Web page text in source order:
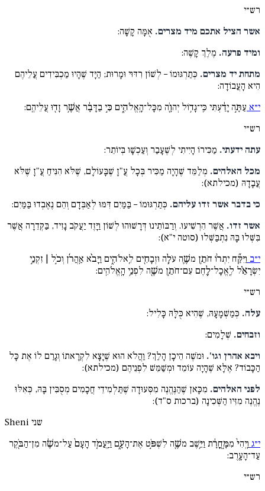
רש״י
אשר הציל אתכם מיד מצרים. אֻמָּה קָשָׁה:
ומיד פרעה. מֶלֶךְ קָשֶׁה:
מתחת יד מצרים. כְּתַרְגּוּמוֹ – לְשׁוֹן רִדּוּי וּמָרוּת; הַיָּד שֶׁהָיוּ מַכְבִּידִים עֲלֵיהֶם
הִיא הָעֲבוֹדָה:
י״א עַתָּ֣ה יָדַ֔עְתִּי כִּֽי־גָד֥וֹל יְהוָֹ֖ה מִכָּל־הָֽאֱלֹהִ֑ים כִּ֣י בַדָּבָ֔ר אֲשֶׁ֥ר זָד֖וּ עֲלֵיהֶֽם:
רש״י
עתה ידעתי. מַכִּירוֹ הָיִיתִי לְשֶׁעָבַר וְעַכְשָׁו בְּיוֹתֵר:
מכל האלהים. מְלַמֵּד שֶׁהָיָה מַכִּיר בְּכָל עֲ"זָ שֶׁבָּעוֹלָם, שֶׁלֹּא הִנִּיחַ עֲ"זָ שֶׁלֹּא
עֲבָדָהּ (מכילתא):
כי בדבר אשר זדו עליהם. כְּתַרְגּוּמוֹ – בַּמַּיִם דִּמּוּ לְאַבְּדָם וְהֵם נֶאֶבְדוּ בַּמַּיִם:
אשר זדו. אֲשֶׁר הִרְשִׁיעוּ. וְרַבּוֹתֵינוּ דְּרָשׁוּהוּ לְשׁוֹן וַיָּזֶד יַעֲקֹב נָזִיד, בַּקְּדֵרָה אֲשֶׁר
בִּשְּׁלוּ בָּהּ נִתְבַּשְּׁלוּ (סוטה י"א):
י״ב וַיִּקַּ֞ח יִתְר֨וֹ חֹתֵ֥ן משֶׁ֛ה עֹלָ֥ה וּזְבָחִ֖ים לֵֽאלֹהִ֑ים וַיָּבֹ֨א אַֽהֲרֹ֜ן וְכֹ֣ל | זִקְנֵ֣י
יִשְׂרָאֵ֗ל לֶֽאֱכָל־לֶ֛חֶם עִם־חֹתֵ֥ן משֶׁ֖ה לִפְנֵ֥י הָֽאֱלֹהִֽים:
רש״י
עלה. כְּמַשְׁמָעָהּ, שֶׁהִיא כֻּלָּהּ כָּלִיל:
וזבחים. שְׁלָמִים:
ויבא אהרן וגו'. וּמֹשֶׁה הֵיכָן הָלַךְ? וַהֲלֹא הוּא שֶׁיָּצָא לִקְרָאתוֹ וְגָרַם לוֹ אֶת כָּל
הַכָּבוֹד? אֶלָּא שֶׁהָיָה עוֹמֵד וּמְשַׁמֵּשׁ לִפְנֵיהֶם (מכילתא):
לפני האלהים. מִכָּאן שֶׁהַנֶּהֱנֶה מִסְּעוּדָה שֶׁתַּלְמִידֵי חֲכָמִים מְסֻבִּין בָּהּ, כְּאִלּוּ
נֶהֱנֶה מִזִּיו הַשְּׁכִינָה (ברכות ס"ד):
Sheni שני
י״ג וַֽיְהִי֙ מִמָּ֣חֳרָ֔ת וַיֵּ֥שֶׁב משֶׁ֖ה לִשְׁפֹּ֣ט אֶת־הָעָ֑ם וַיַּֽעֲמֹ֤ד הָעָם֙ עַל־משֶׁ֔ה מִן־הַבֹּ֖קֶר
עַד־הָעָֽרֶב:
רש״י